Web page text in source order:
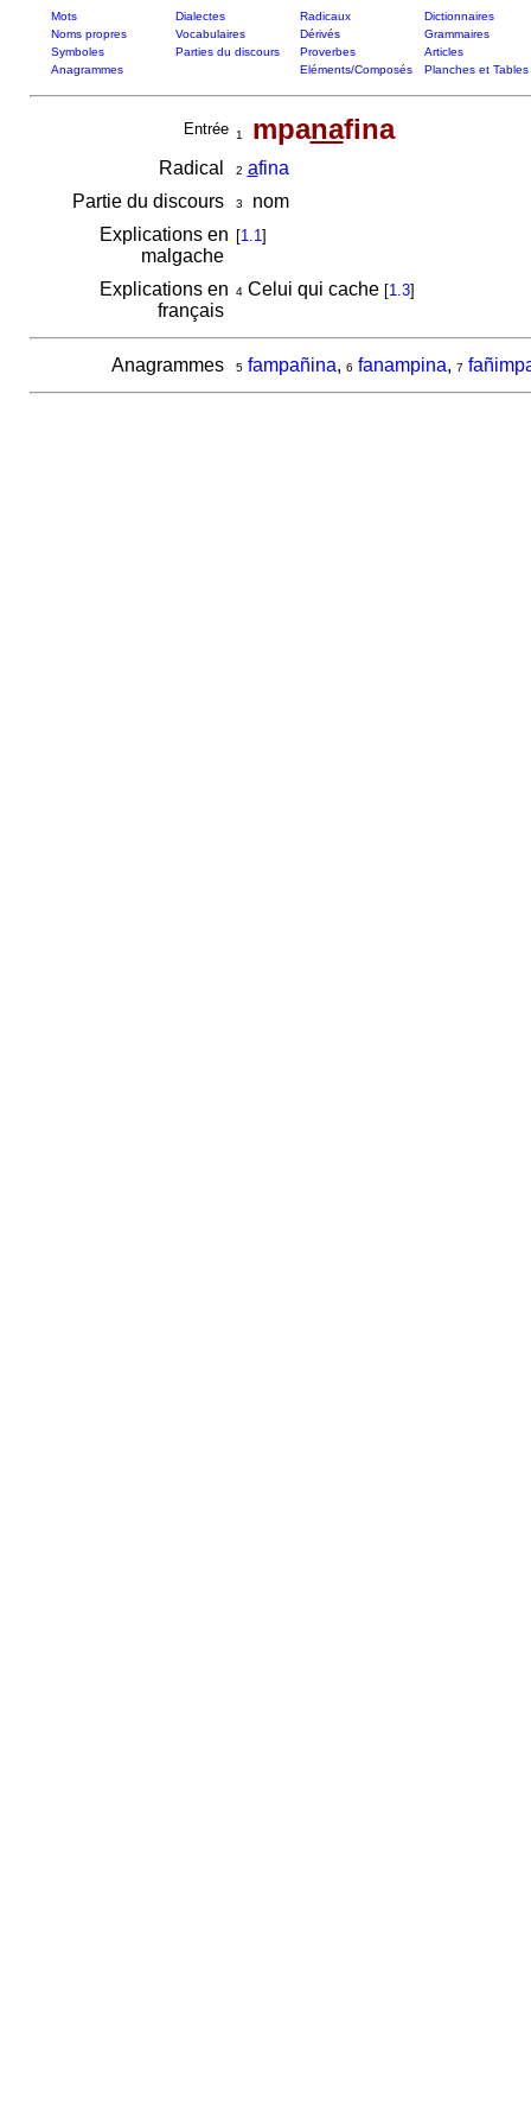
Mots Dialectes Radicaux
Dictionnaires
Noms propres
Vocabulaires Dérivés
Grammaires
Symboles
Parties du discours Proverbes
Articles
Anagrammes
Eléments/Composés Planches et Tables
Entrée 1 mpanafina
Radical 2 afina
Partie du discours
3
nom
Explications en
malgache
[1.1]
Explications en
français
4Celui qui cache [1.3]
Anagrammes 5 fampañina, 6 fanampina, 7